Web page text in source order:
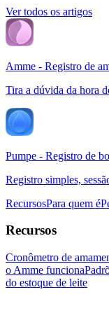
Ver todos os artigos
Amme - Registro de
Tira a dúvida da hora
Pumpe - Registro de
Registro simples,
RecursosPara quem é
Recursos
Cronômetro de
o Amme funciona
do estoque de leite